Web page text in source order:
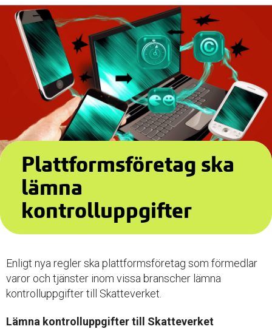
Plattformsföretag ska
lämna
kontrolluppgifter
Enligt nya regler ska plattformsföretag som förmedlar
varor och tjänster inom vissa branscher lämna
kontrolluppgifter till Skatteverket.
Lämna kontrolluppgifter till Skatteverket